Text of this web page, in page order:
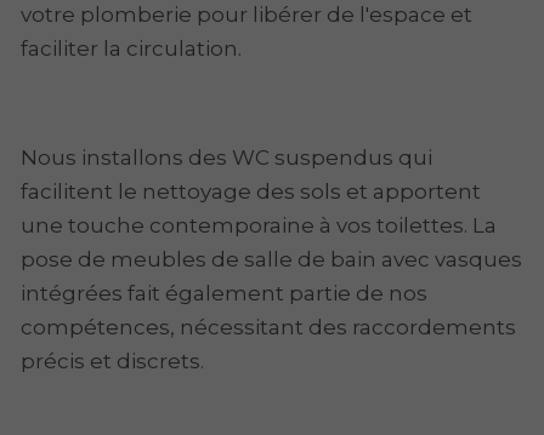
votre plomberie pour libérer de l'espace et
faciliter la circulation.
Nous installons des WC suspendus qui
facilitent le nettoyage des sols et apportent
une touche contemporaine à vos toilettes. La
pose de meubles de salle de bain avec vasques
intégrées fait également partie de nos
compétences, nécessitant des raccordements
précis et discrets.